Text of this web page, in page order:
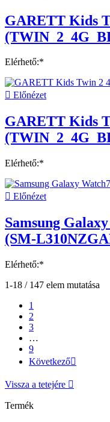
GARETT Kids
Elérhető:*
 Előnézet
GARETT Kids
Elérhető:*
 Előnézet
Samsung
(SM-
Elérhető:*
1-18 / 147 elem mutatása
1
2
3
…
9
Következő
Vissza a tetejére 
Termék